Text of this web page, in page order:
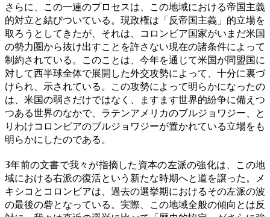
さらに、この一連のプロセスは、この地域における帝国主義
的対立と結びついている。現政権は「反帝国主義」的立場を
取ろうとしてきたが、それは、コロンビア国家がいまだ米国
の勢力圏から抜け出すことを許さない現在の諸条件によって
制約されている。このことは、今年を通じて米国が同盟国に
対して西半球全体で展開した外交攻勢によって、十分に裏づ
けられ、示されている。この攻勢によって明らかになったの
は、米国の弱さだけではなく、ますます世界的紛争に備えつ
つある世界のなかで、ラテンアメリカのブルジョワジー、と
りわけコロンビアのブルジョワジーが置かれている立場をも
明らかにしたのである。
3年前の文書で我々が指摘した資本の左派の強化は、この地
域における右派の復活という新たな時期へと道を譲った。メ
キシコとコロンビアは、過去の選挙期におけるその左派の波
の最後の砦となっている。実際、この地域全般の傾向とは反